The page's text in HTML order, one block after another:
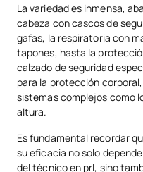
La variedad es inmensa,
cabeza con cascos de
gafas, la respiratoria con
tapones, hasta la
calzado de seguridad
para la protección
sistemas complejos como
altura.
Es fundamental recordar
su eficacia no solo
del técnico en prl, sino